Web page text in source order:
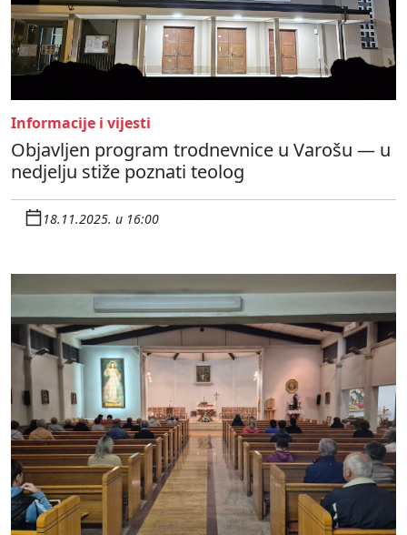
Informacije i vijesti
Objavljen program trodnevnice u Varošu — u
nedjelju stiže poznati teolog
18.11.2025. u 16:00